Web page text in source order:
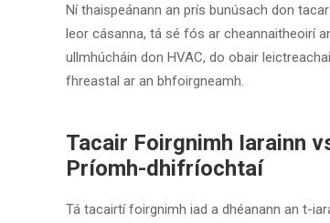
Ní thaispeánann an prís bunúsach don
leor cásanna, tá sé fós ar cheannaitheoirí
ullmhúcháin don HVAC, do obair
fhreastal ar an bhfoirgneamh.
Tacair Foirgnimh Iarainn
Príomh-dhifríochtaí
Tá tacairtí foirgnimh iad a dhéanann an t-